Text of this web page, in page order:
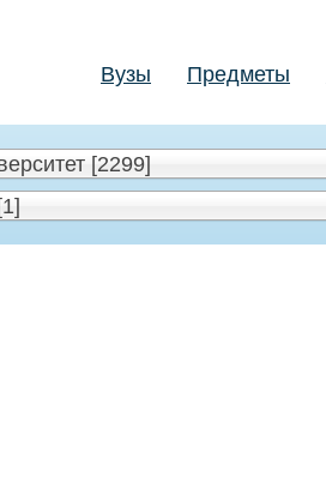
Вузы Предметы
[2299]